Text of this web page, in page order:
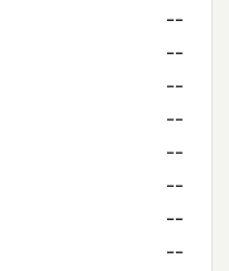
--
--
--
--
--
--
--
--